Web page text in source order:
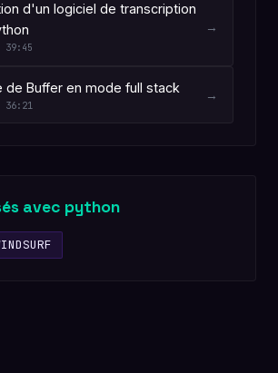
d'un logiciel de transcription
39:45
→
de Buffer en mode full stack
36:21
→
avec python